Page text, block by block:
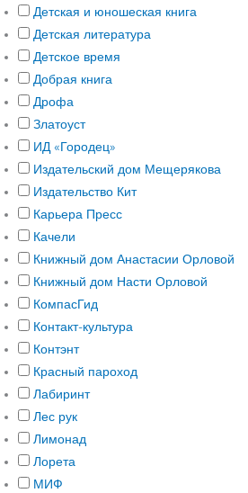
Детская и юношеская книга
Детская литература
Детское время
Добрая книга
Дрофа
Златоуст
ИД «Городец»
Издательский дом Мещерякова
Издательство Кит
Карьера Пресс
Качели
Книжный дом Анастасии Орловой
Книжный дом Насти Орловой
КомпасГид
Контакт-культура
Контэнт
Красный пароход
Лабиринт
Лес рук
Лимонад
Лорета
МИФ